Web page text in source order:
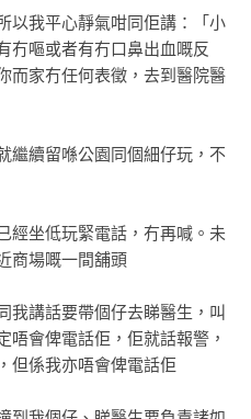
以我平心靜氣咁同佢講：「小
冇嘔或者有冇口鼻出血嘅反
而家冇任何表徵，去到醫院醫
繼續留喺公園同個細仔玩，不
經坐低玩緊電話，冇再喊。未
商場嘅一間舖頭
我講話要帶個仔去睇醫生，叫
唔會俾電話佢，佢就話報警，
但係我亦唔會俾電話佢